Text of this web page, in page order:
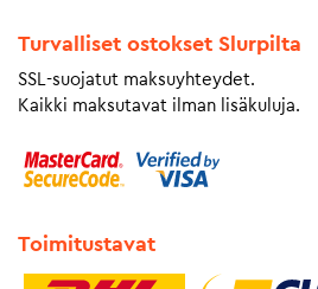
Turvalliset ostokset Slurpilta
SSL-suojatut maksuyhteydet.
Kaikki maksutavat ilman lisäkuluja.
Toimitustavat